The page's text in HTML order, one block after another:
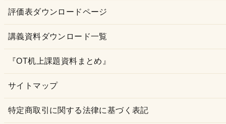
評価表ダウンロードページ
講義資料ダウンロード一覧
『OT机上課題資料まとめ』
サイトマップ
特定商取引に関する法律に基づく表記